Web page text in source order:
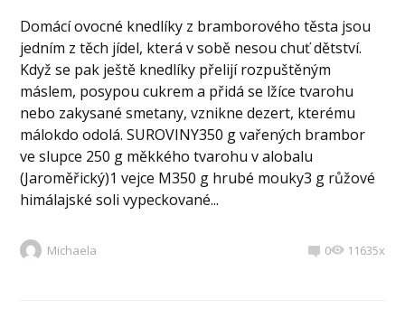
Domácí ovocné knedlíky z bramborového těsta jsou
jedním z těch jídel, která v sobě nesou chuť dětství.
Když se pak ještě knedlíky přelijí rozpuštěným
máslem, posypou cukrem a přidá se lžíce tvarohu
nebo zakysané smetany, vznikne dezert, kterému
málokdo odolá. SUROVINY350 g vařených brambor
ve slupce 250 g měkkého tvarohu v alobalu
(Jaroměřický)1 vejce M350 g hrubé mouky3 g růžové
himálajské soli vypeckované...
Michaela 0 11635x